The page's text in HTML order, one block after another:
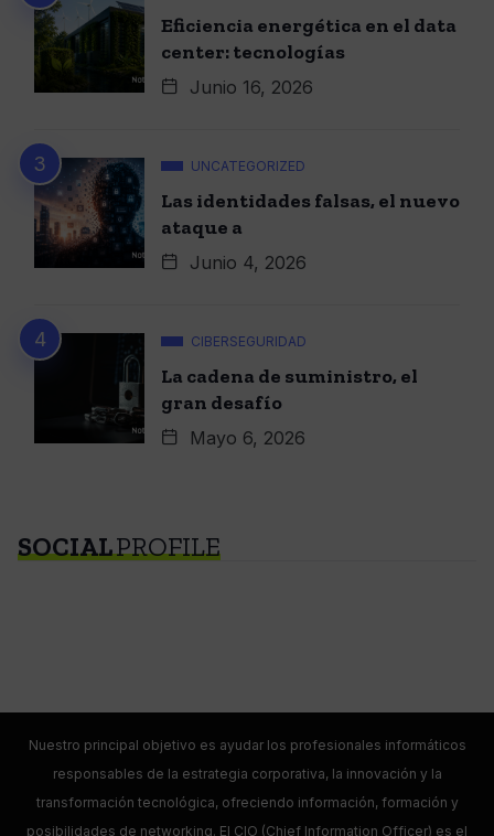
Eficiencia energética en el data
center: tecnologías
Junio 16, 2026
UNCATEGORIZED
Las identidades falsas, el nuevo
ataque a
Junio 4, 2026
CIBERSEGURIDAD
La cadena de suministro, el
gran desafío
Mayo 6, 2026
SOCIALPROFILE
Nuestro principal objetivo es ayudar los profesionales informáticos
responsables de la estrategia corporativa, la innovación y la
transformación tecnológica, ofreciendo información, formación y
posibilidades de networking. El CIO (Chief Information Officer) es el